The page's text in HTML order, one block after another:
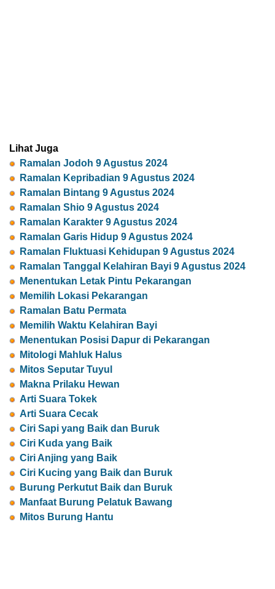
Lihat Juga
Ramalan Jodoh 9 Agustus 2024
Ramalan Kepribadian 9 Agustus 2024
Ramalan Bintang 9 Agustus 2024
Ramalan Shio 9 Agustus 2024
Ramalan Karakter 9 Agustus 2024
Ramalan Garis Hidup 9 Agustus 2024
Ramalan Fluktuasi Kehidupan 9 Agustus 2024
Ramalan Tanggal Kelahiran Bayi 9 Agustus 2024
Menentukan Letak Pintu Pekarangan
Memilih Lokasi Pekarangan
Ramalan Batu Permata
Memilih Waktu Kelahiran Bayi
Menentukan Posisi Dapur di Pekarangan
Mitologi Mahluk Halus
Mitos Seputar Tuyul
Makna Prilaku Hewan
Arti Suara Tokek
Arti Suara Cecak
Ciri Sapi yang Baik dan Buruk
Ciri Kuda yang Baik
Ciri Anjing yang Baik
Ciri Kucing yang Baik dan Buruk
Burung Perkutut Baik dan Buruk
Manfaat Burung Pelatuk Bawang
Mitos Burung Hantu